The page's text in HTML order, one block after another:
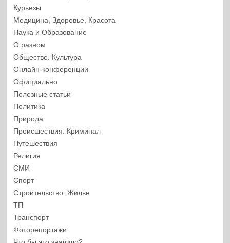
Курьезы
Медицина, Здоровье, Красота
Наука и Образование
О разном
Общество. Культура
Онлайн-конференции
Официально
Полезные статьи
Политика
Природа
Происшествия. Криминал
Путешествия
Религия
СМИ
Спорт
Строительство. Жилье
ТП
Транспорт
Фоторепортажи